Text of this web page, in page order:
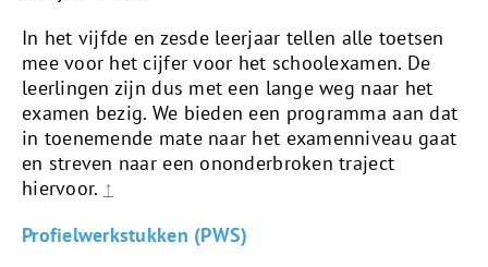
In het vijfde en zesde leerjaar tellen alle toetsen
mee voor het cijfer voor het schoolexamen. De
leerlingen zijn dus met een lange weg naar het
examen bezig. We bieden een programma aan dat
in toenemende mate naar het examenniveau gaat
en streven naar een ononderbroken traject
hiervoor. ↑
Profielwerkstukken (PWS)